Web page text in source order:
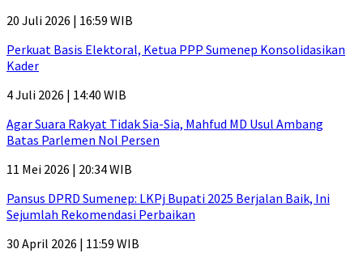
20 Juli 2026 | 16:59 WIB
Perkuat Basis Elektoral, Ketua PPP Sumenep Konsolidasikan
Kader
4 Juli 2026 | 14:40 WIB
Agar Suara Rakyat Tidak Sia-Sia, Mahfud MD Usul Ambang
Batas Parlemen Nol Persen
11 Mei 2026 | 20:34 WIB
Pansus DPRD Sumenep: LKPj Bupati 2025 Berjalan Baik, Ini
Sejumlah Rekomendasi Perbaikan
30 April 2026 | 11:59 WIB